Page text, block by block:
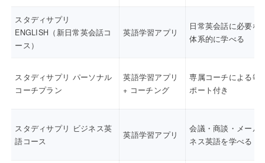
スタディサプリ
ENGLISH（新日常英会話コ
ース）
英語学習アプリ
日常英会話に必要な
体系的に学べる
スタディサプリ パーソナル
コーチプラン
英語学習アプリ
+ コーチング
専属コーチによる毎
ポート付き
スタディサプリ ビジネス英
語コース
英語学習アプリ
会議・商談・メール
ネス英語を学べる